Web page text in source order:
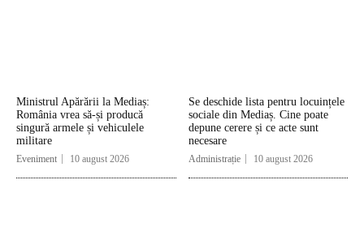
Ministrul Apărării la Mediaș:
România vrea să-și producă
singură armele și vehiculele
militare
Eveniment 10 august 2026
Se deschide lista pentru locuințele
sociale din Mediaș. Cine poate
depune cerere și ce acte sunt
necesare
Administrație 10 august 2026